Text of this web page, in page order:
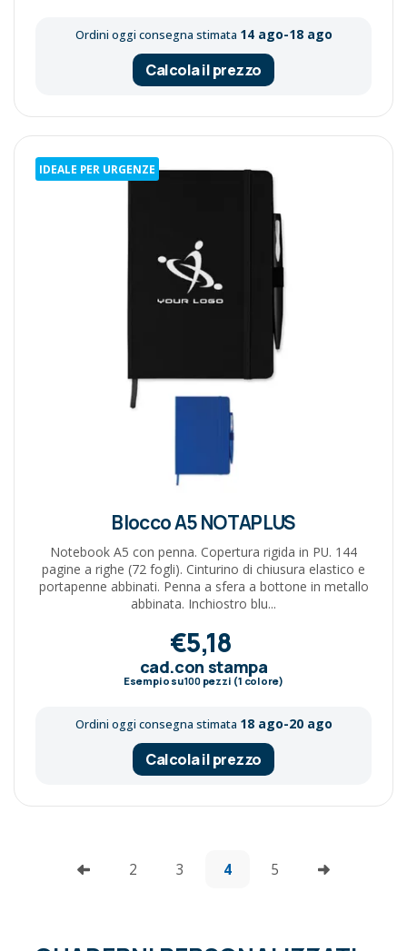
Ordini oggi consegna stimata 14 ago-18 ago
Calcola il prezzo
IDEALE PER URGENZE
Blocco A5 NOTAPLUS
Notebook A5 con penna. Copertura rigida in PU. 144
pagine a righe (72 fogli). Cinturino di chiusura elastico e
portapenne abbinati. Penna a sfera a bottone in metallo
abbinata. Inchiostro blu...
€5,18
cad.con stampa
Esempio su100pezzi (1 colore)
Ordini oggi consegna stimata 18 ago-20 ago
Calcola il prezzo
2 3 4 5